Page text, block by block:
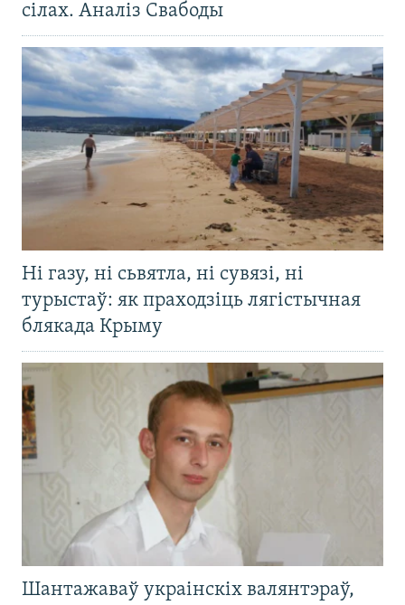
сілах. Аналіз Свабоды
Ні газу, ні сьвятла, ні сувязі, ні
турыстаў: як праходзіць лягістычная
блякада Крыму
Шантажаваў украінскіх валянтэраў,